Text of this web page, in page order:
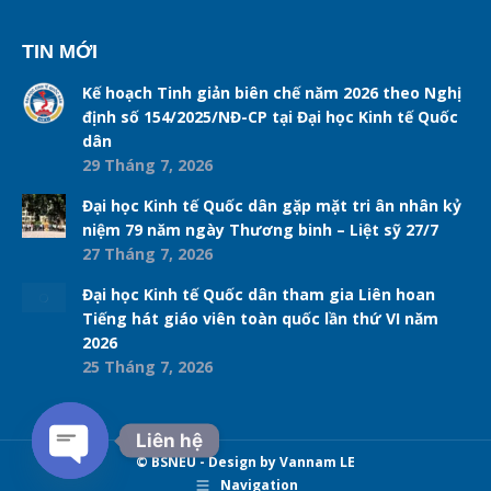
TIN MỚI
Kế hoạch Tinh giản biên chế năm 2026 theo Nghị
định số 154/2025/NĐ-CP tại Đại học Kinh tế Quốc
dân
29 Tháng 7, 2026
Đại học Kinh tế Quốc dân gặp mặt tri ân nhân kỷ
niệm 79 năm ngày Thương binh – Liệt sỹ 27/7
27 Tháng 7, 2026
Đại học Kinh tế Quốc dân tham gia Liên hoan
Tiếng hát giáo viên toàn quốc lần thứ VI năm
2026
25 Tháng 7, 2026
© BSNEU - Design by Vannam LE
Navigation
Liên hệ